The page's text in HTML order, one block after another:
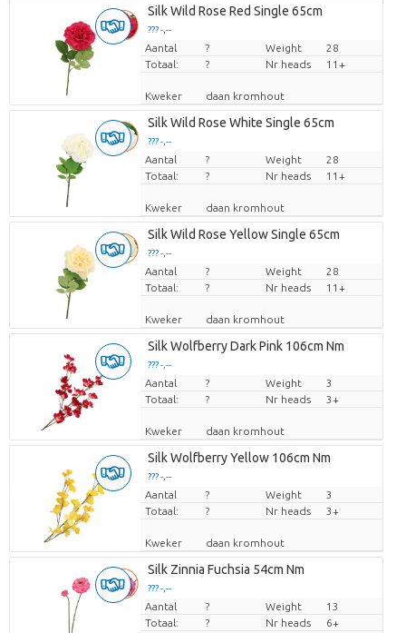
Silk Wild Rose Red Single 65cm
??? -,--
Prijs per stuk
Aantal ? Weight
28
Totaal:
? Nr heads 11+
Kweker daan kromhout
Silk Wild Rose White Single 65cm
??? -,--
Prijs per stuk
Aantal ? Weight
28
Totaal:
? Nr heads 11+
Kweker daan kromhout
Silk Wild Rose Yellow Single 65cm
??? -,--
Prijs per stuk
Aantal ? Weight
28
Totaal:
? Nr heads 11+
Kweker daan kromhout
Silk Wolfberry Dark Pink 106cm Nm
??? -,--
Prijs per stuk
Aantal ? Weight
3
Totaal:
? Nr heads 3+
Kweker daan kromhout
Silk Wolfberry Yellow 106cm Nm
??? -,--
Prijs per stuk
Aantal ? Weight
3
Totaal:
? Nr heads 3+
Kweker daan kromhout
Silk Zinnia Fuchsia 54cm Nm
??? -,--
Prijs per stuk
Aantal ? Weight
13
Totaal:
? Nr heads 6+